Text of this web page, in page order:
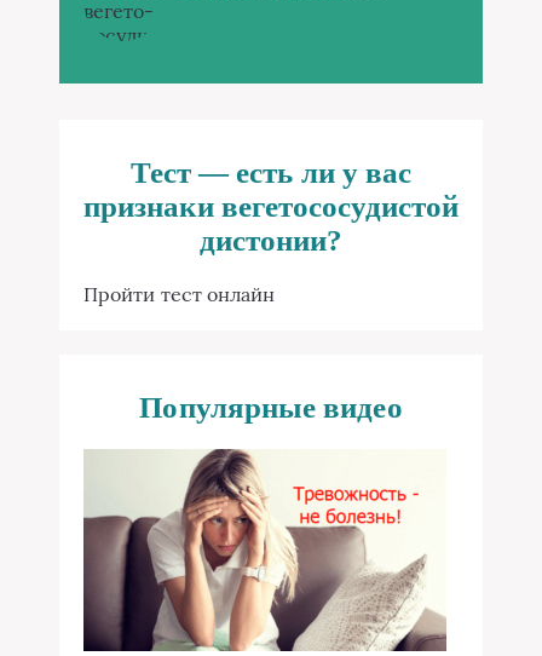
Тест — есть ли у вас
признаки вегетососудистой
дистонии?
Пройти тест онлайн
Популярные видео